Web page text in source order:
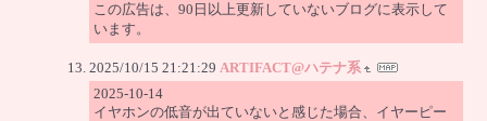
この広告は、90日以上更新していないブログに表示して
います。
2025/10/15 21:21:29 ARTIFACT@ハテナ系
2025-10-14
イヤホンの低音が出ていないと感じた場合、イヤーピー